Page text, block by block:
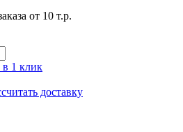
от 10 т.р.
1 клик
доставку